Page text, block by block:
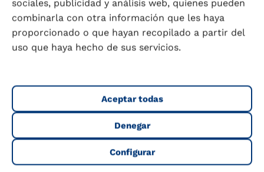
sociales, publicidad y análisis web, quienes pueden
combinarla con otra información que les haya
proporcionado o que hayan recopilado a partir del
uso que haya hecho de sus servicios.
Aceptar todas
Denegar
Configurar
Por su alto valor nutritivo y energético, la
leche constituye un alimento completo,
dietética de calcio y una de las más
accesibles, tanto por los niveles de este
mineral presentes en la composición
natural de este alimento como también
por su elevada biodisponibilidad, que